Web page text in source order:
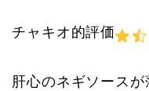
チャキオ的評価
肝心のネギソース